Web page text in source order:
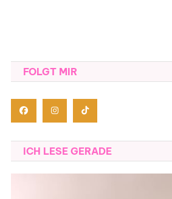
FOLGT MIR
ICH LESE GERADE